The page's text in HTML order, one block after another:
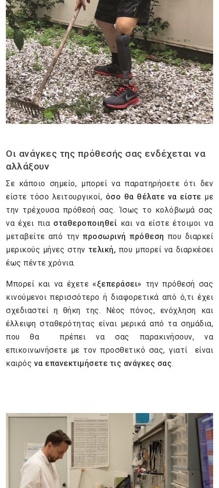
Οι ανάγκες της πρόθεσής σας ενδέχεται να
αλλάξουν
Σε κάποιο σημείο, μπορεί να παρατηρήσετε ότι δεν
είστε τόσο λειτουργικοί, όσο θα θέλατε να είστε με
την τρέχουσα πρόθεσή σας. Ίσως το κολόβωμά σας
να έχει πια σταθεροποιηθεί και να είστε έτοιμοι να
μεταβείτε από τηνπροσωρινή πρόθεση που διαρκεί
μερικούς μήνες στην τελική, που μπορεί να διαρκέσει
έως πέντε χρόνια.
Μπορεί και να έχετε «ξεπεράσει» την πρόθεσή σας
κινούμενοι περισσότερο ή διαφορετικά από ό,τι έχει
σχεδιαστεί η θήκη της. Νέος πόνος, ενόχληση και
έλλειψη σταθερότητας είναι μερικά από τα σημάδια,
που θα πρέπει να σας παρακινήσουν, να
επικοινωνήσετε με τον προσθετικό σας, γιατί είναι
καιρός να επανεκτιμήσετε τις ανάγκες σας.